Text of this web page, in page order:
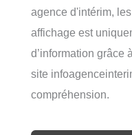
agence d'intérim,
affichage est
d’information grâce
site
compréhension.